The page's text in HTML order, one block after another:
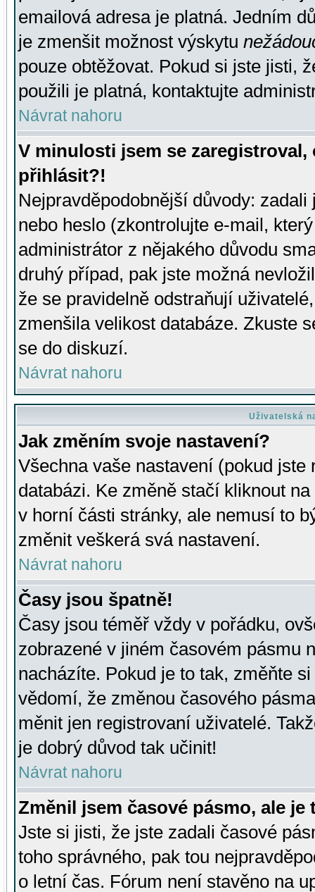
emailová adresa je platná. Jedním
je zmenšit možnost výskytu
pouze obtěžovat. Pokud si jste jisti,
použili je platná, kontaktujte
Návrat nahoru
V minulosti jsem se
přihlásit?!
Nejpravděpodobnější důvody:
nebo heslo (zkontrolujte e-mail,
administrátor z nějakého důvodu
druhý případ, pak jste možná
že se pravidelně odstraňují
zmenšila velikost databáze. Zkuste
se do diskuzí.
Návrat nahoru
Uživatelská
Jak změním svoje nastavení?
Všechna vaše nastavení (pokud
databázi. Ke změně stačí kliknout
v horní části stránky, ale nemusí to
změnit veškerá svá nastavení.
Návrat nahoru
Časy jsou špatně!
Časy jsou téměř vždy v pořádku,
zobrazené v jiném časovém pásmu
nacházíte. Pokud je to tak, změňte
vědomí, že změnou časového
měnit jen registrovaní uživatelé.
je dobrý důvod tak učinit!
Návrat nahoru
Změnil jsem časové pásmo, ale je
Jste si jisti, že jste zadali časové
toho správného, pak tou
o letní čas. Fórum není stavěno na